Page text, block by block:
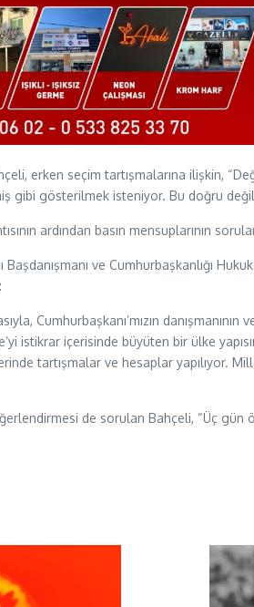
erken seçim tartışmalarına ilişkin,
gibi gösterilmek isteniyor. Bu doğru
ardından basın mensuplarının
ve Cumhurbaşkanlığı
Cumhurbaşkanı’mızın
istikrar içerisinde büyüten bir ülke
tartışmalar ve hesaplar yapılıyor.
de sorulan Bahçeli, “Üç gün